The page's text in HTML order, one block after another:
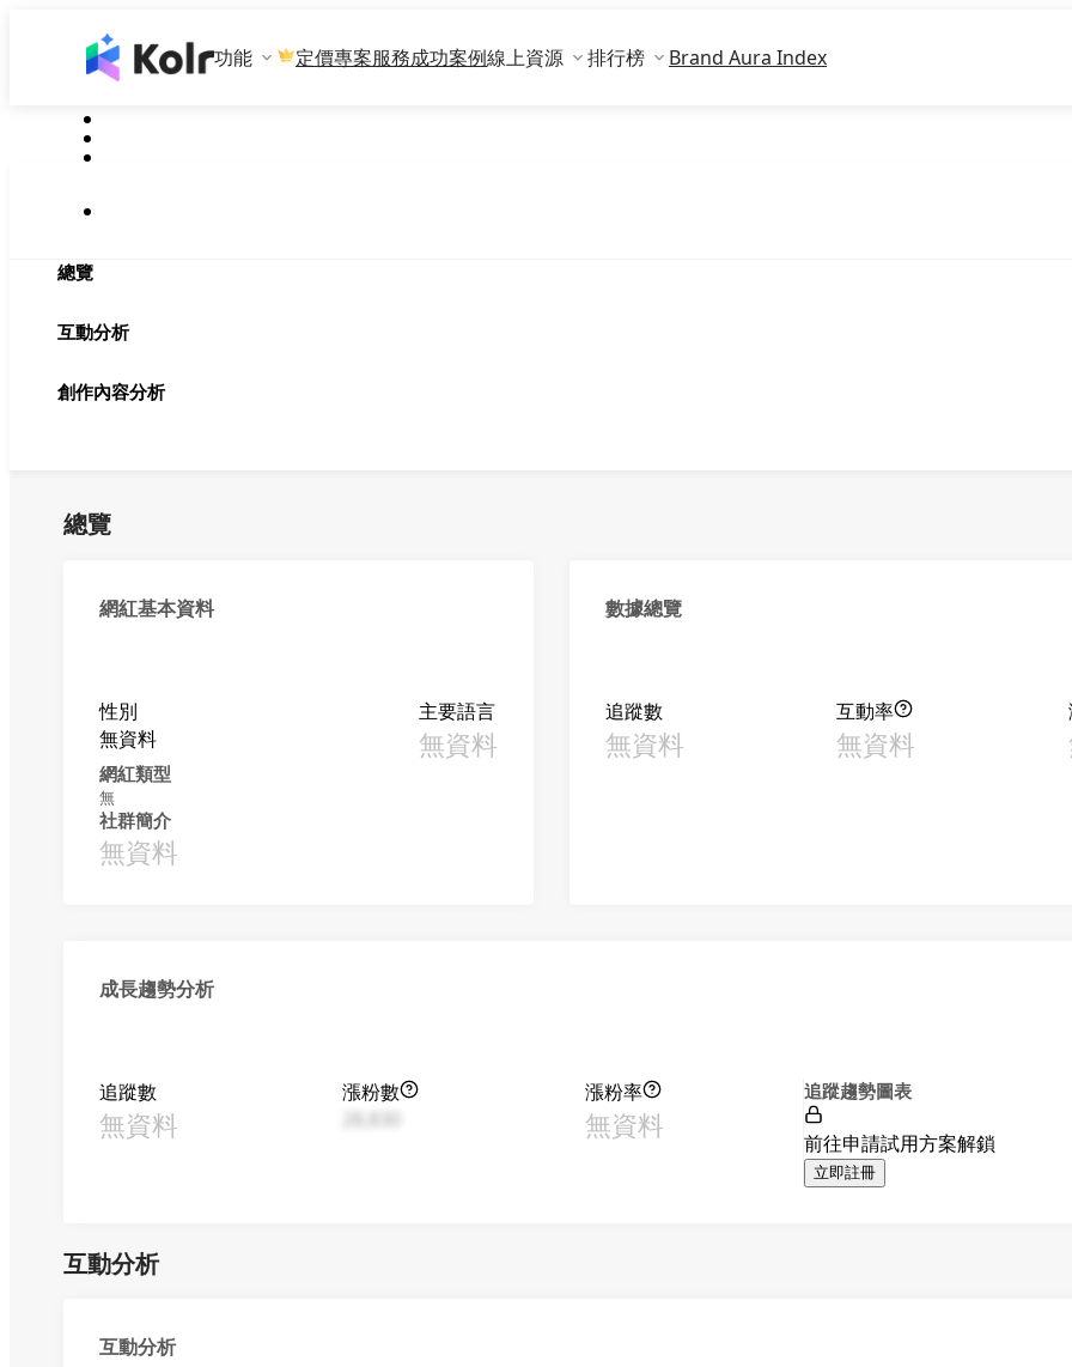
功能 定價專案服務成功案例線上資源 排行榜 Brand Aura Index
總覽
互動分析
創作內容分析
總覽
網紅基本資料
性別
無資料
主要語言
無資料
網紅類型
無
社群簡介
無資料
數據總覽
追蹤數
無資料
互動率
無資料
成長趨勢分析
追蹤數
無資料
漲粉數
漲粉率
無資料
追蹤趨勢圖表
前往申請試用方案解鎖
立即註冊
互動分析
互動分析